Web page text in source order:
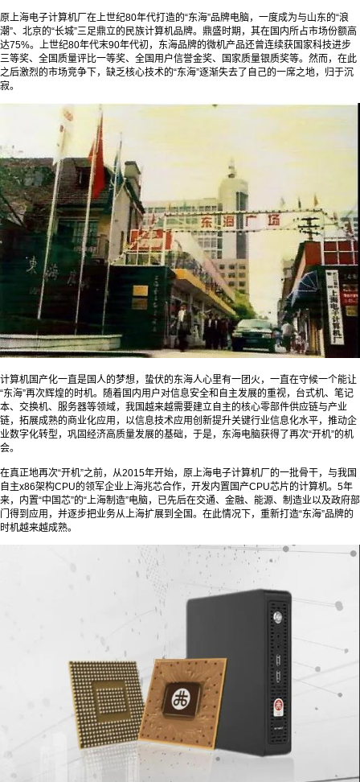
原上海电子计算机厂在上世纪80年代打造的“东海”品牌电脑，一度成为与山东的“浪
潮”、北京的“长城”三足鼎立的民族计算机品牌。鼎盛时期，其在国内所占市场份额高
达75%。上世纪80年代末90年代初，东海品牌的微机产品还曾连续获国家科技进步
三等奖、全国质量评比一等奖、全国用户信誉金奖、国家质量银质奖等。然而，在此
之后激烈的市场竞争下，缺乏核心技术的“东海”逐渐失去了自己的一席之地，归于沉
寂。
计算机国产化一直是国人的梦想，蛰伏的东海人心里有一团火，一直在守候一个能让
“东海”再次辉煌的时机。随着国内用户对信息安全和自主发展的重视，台式机、笔记
本、交换机、服务器等领域，我国越来越需要建立自主的核心零部件供应链与产业
链，拓展成熟的商业化应用，以信息技术应用创新提升关键行业信息化水平，推动企
业数字化转型，巩固经济高质量发展的基础，于是，东海电脑获得了再次“开机”的机
会。
在真正地再次“开机”之前，从2015年开始，原上海电子计算机厂的一批骨干，与我国
自主x86架构CPU的领军企业上海兆芯合作，开发内置国产CPU芯片的计算机。5年
来，内置“中国芯”的“上海制造”电脑，已先后在交通、金融、能源、制造业以及政府部
门得到应用，并逐步把业务从上海扩展到全国。在此情况下，重新打造“东海”品牌的
时机越来越成熟。